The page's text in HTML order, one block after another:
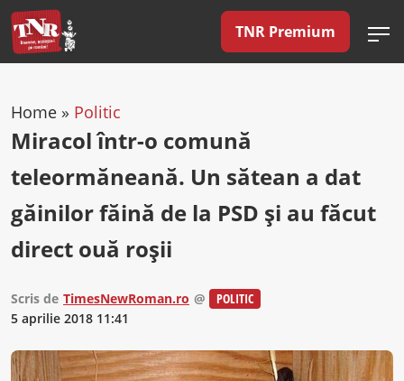
TNR Premium
Home » Politic
Miracol într-o comună
teleormăneană. Un sătean a dat
găinilor făină de la PSD şi au făcut
direct ouă roșii
Scris de TimesNewRoman.ro @
POLITIC
5 aprilie 2018 11:41